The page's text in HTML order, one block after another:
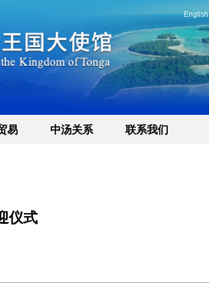
English
易 中汤关系 联系我们
仪式